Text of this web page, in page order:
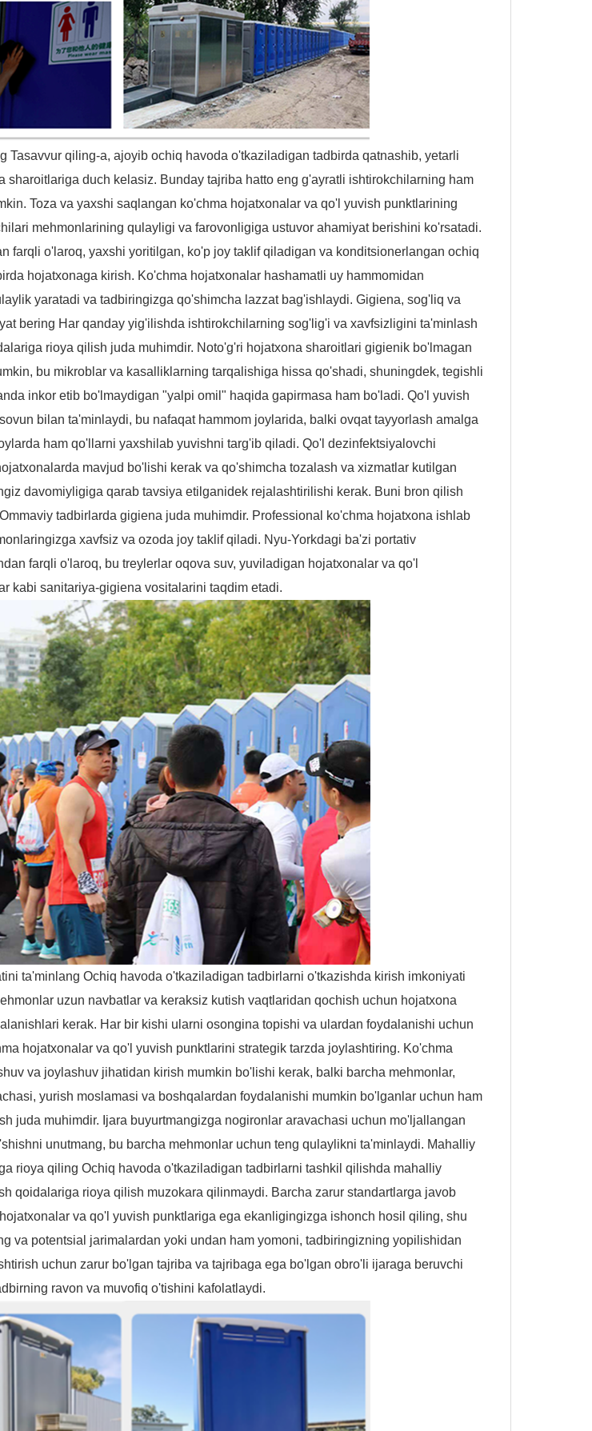
Tasavvur qiling-a, ajoyib ochiq havoda o'tkaziladigan tadbirda qatnashib, yetarli
sharoitlariga duch kelasiz. Bunday tajriba hatto eng g'ayratli ishtirokchilarning ham
Toza va yaxshi saqlangan ko'chma hojatxonalar va qo'l yuvish punktlarining
mehmonlarining qulayligi va farovonligiga ustuvor ahamiyat berishini ko'rsatadi.
farqli o'laroq, yaxshi yoritilgan, ko'p joy taklif qiladigan va konditsionerlangan ochiq
hojatxonaga kirish. Ko'chma hojatxonalar hashamatli uy hammomidan
yaratadi va tadbiringizga qo'shimcha lazzat bag'ishlaydi. Gigiena, sog'liq va
bering Har qanday yig'ilishda ishtirokchilarning sog'lig'i va xavfsizligini ta'minlash
rioya qilish juda muhimdir. Noto'g'ri hojatxona sharoitlari gigienik bo'lmagan
bu mikroblar va kasalliklarning tarqalishiga hissa qo'shadi, shuningdek, tegishli
inkor etib bo'lmaydigan "yalpi omil" haqida gapirmasa ham bo'ladi. Qo'l yuvish
bilan ta'minlaydi, bu nafaqat hammom joylarida, balki ovqat tayyorlash amalga
ham qo'llarni yaxshilab yuvishni targ'ib qiladi. Qo'l dezinfektsiyalovchi
mavjud bo'lishi kerak va qo'shimcha tozalash va xizmatlar kutilgan
davomiyligiga qarab tavsiya etilganidek rejalashtirilishi kerak. Buni bron qilish
tadbirlarda gigiena juda muhimdir. Professional ko'chma hojatxona ishlab
xavfsiz va ozoda joy taklif qiladi. Nyu-Yorkdagi ba'zi portativ
farqli o'laroq, bu treylerlar oqova suv, yuviladigan hojatxonalar va qo'l
kabi sanitariya-gigiena vositalarini taqdim etadi.
ta'minlang Ochiq havoda o'tkaziladigan tadbirlarni o'tkazishda kirish imkoniyati
uzun navbatlar va keraksiz kutish vaqtlaridan qochish uchun hojatxona
kerak. Har bir kishi ularni osongina topishi va ulardan foydalanishi uchun
hojatxonalar va qo'l yuvish punktlarini strategik tarzda joylashtiring. Ko'chma
va joylashuv jihatidan kirish mumkin bo'lishi kerak, balki barcha mehmonlar,
yurish moslamasi va boshqalardan foydalanishi mumkin bo'lganlar uchun ham
juda muhimdir. Ijara buyurtmangizga nogironlar aravachasi uchun mo'ljallangan
unutmang, bu barcha mehmonlar uchun teng qulaylikni ta'minlaydi. Mahalliy
rioya qiling Ochiq havoda o'tkaziladigan tadbirlarni tashkil qilishda mahalliy
qoidalariga rioya qilish muzokara qilinmaydi. Barcha zarur standartlarga javob
va qo'l yuvish punktlariga ega ekanligingizga ishonch hosil qiling, shu
va potentsial jarimalardan yoki undan ham yomoni, tadbiringizning yopilishidan
uchun zarur bo'lgan tajriba va tajribaga ega bo'lgan obro'li ijaraga beruvchi
ravon va muvofiq o'tishini kafolatlaydi.